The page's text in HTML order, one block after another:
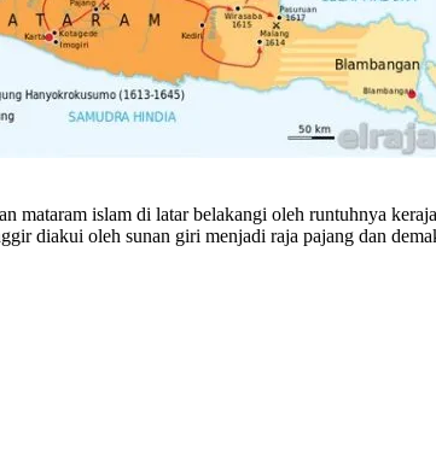
mataram islam di latar belakangi oleh runtuhnya
diakui oleh sunan giri menjadi raja pajang dan